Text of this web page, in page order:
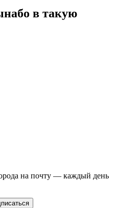
в такую
на почту — каждый день